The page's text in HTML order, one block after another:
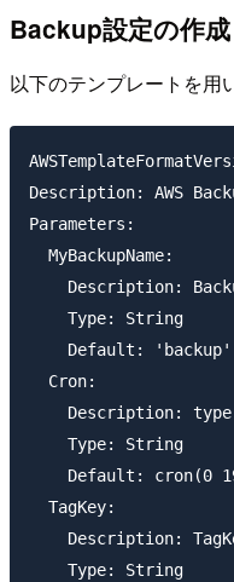
Backup設定の作成
以下のテンプレートを用
Description: AWS
Parameters:
  MyBackupName:
Description:
    Type: String
    Default: 'backup'
  Cron:
Description:
    Type: String
Default: cron(0
  TagKey:
Description:
    Type: String